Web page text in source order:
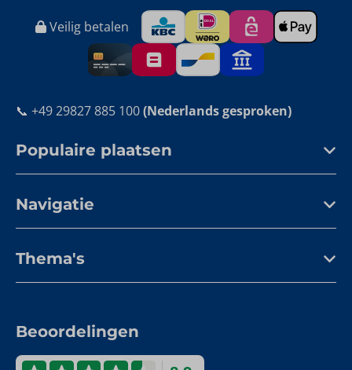
Veilig betalen
📞 +49 29827 885 100(Nederlands gesproken)
Populaire plaatsen
Navigatie
Thema's
Beoordelingen